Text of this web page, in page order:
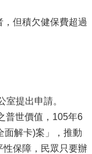
，但積欠健保費超過
室提出申請。
普世價值，105年6
面解卡)案」，推動
性保障，民眾只要辦